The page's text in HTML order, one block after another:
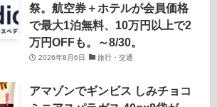
祭。航空券＋ホテルが会員価格
で最大1泊無料、10万円以上で2
万円OFFも。～8/30。
2026年8月6日 旅行・交通
アマゾンでギンビス しみチョコ